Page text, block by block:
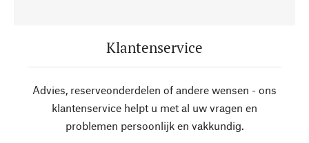
Klantenservice
Advies, reserveonderdelen of andere wensen - ons
klantenservice helpt u met al uw vragen en
problemen persoonlijk en vakkundig.